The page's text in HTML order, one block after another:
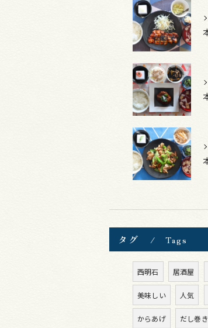
タグ Tags
西明石 居酒屋
美味しい 人気
からあげ だし巻き